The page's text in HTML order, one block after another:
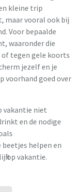
kleine trip
maar vooral ook bij
Voor bepaalde
waaronder die
tegen gele koorts
jezelf en je
voorhand goed over
vakantie niet
en de nodige
helpen en
op vakantie.